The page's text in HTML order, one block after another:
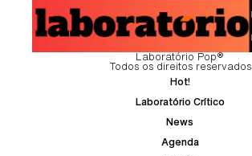
Laboratório Pop®
Todos os direitos reservados
Hot!
Laboratório Crítico
News
Agenda